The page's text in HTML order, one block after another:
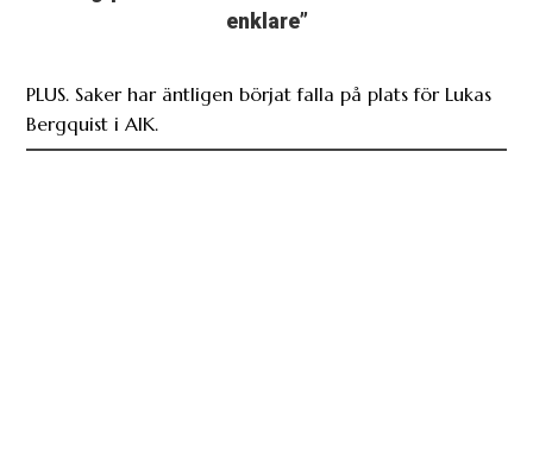
enklare”
PLUS. Saker har äntligen börjat falla på plats för Lukas
Bergquist i AIK.